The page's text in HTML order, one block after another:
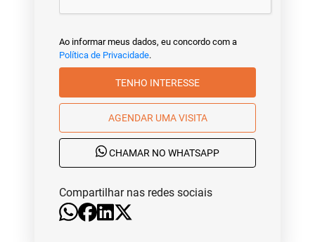
Ao informar meus dados, eu concordo com a
Política de Privacidade.
TENHO INTERESSE
AGENDAR UMA VISITA
CHAMAR NO WHATSAPP
Compartilhar nas redes sociais